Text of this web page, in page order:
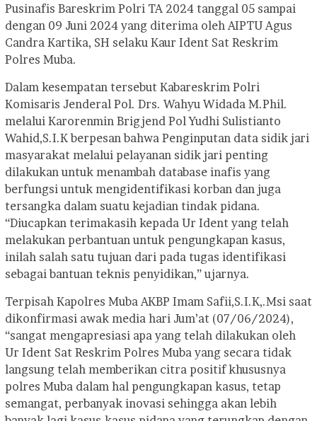
Pusinafis Bareskrim Polri TA 2024 tanggal 05 sampai
dengan 09 Juni 2024 yang diterima oleh AIPTU Agus
Candra Kartika, SH selaku Kaur Ident Sat Reskrim
Polres Muba.
Dalam kesempatan tersebut Kabareskrim Polri
Komisaris Jenderal Pol. Drs. Wahyu Widada M.Phil.
melalui Karorenmin Brigjend Pol Yudhi Sulistianto
Wahid,S.I.K berpesan bahwa Penginputan data sidik jari
masyarakat melalui pelayanan sidik jari penting
dilakukan untuk menambah database inafis yang
berfungsi untuk mengidentifikasi korban dan juga
tersangka dalam suatu kejadian tindak pidana.
“Diucapkan terimakasih kepada Ur Ident yang telah
melakukan perbantuan untuk pengungkapan kasus,
inilah salah satu tujuan dari pada tugas identifikasi
sebagai bantuan teknis penyidikan,” ujarnya.
Terpisah Kapolres Muba AKBP Imam Safii,S.I.K,.Msi saat
dikonfirmasi awak media hari Jum’at (07/06/2024),
“sangat mengapresiasi apa yang telah dilakukan oleh
Ur Ident Sat Reskrim Polres Muba yang secara tidak
langsung telah memberikan citra positif khususnya
polres Muba dalam hal pengungkapan kasus, tetap
semangat, perbanyak inovasi sehingga akan lebih